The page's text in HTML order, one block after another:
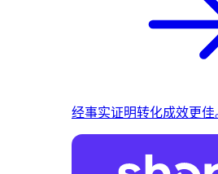
经事实证明转化成效更佳